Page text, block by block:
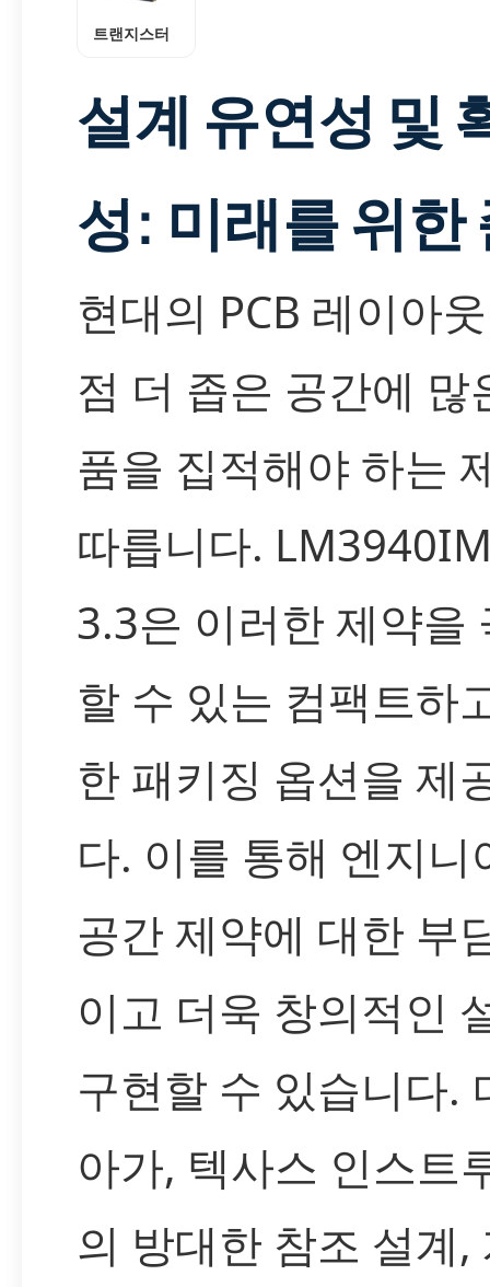
트랜지스터
설계 유연성 및
성: 미래를 위한
현대의 PCB 레이아
점 더 좁은 공간에 많
품을 집적해야 하는
따릅니다.
3.3은 이러한 제약을
할 수 있는 컴팩트하
한 패키징 옵션을 제
다. 이를 통해 엔지니
공간 제약에 대한 부
이고 더욱 창의적인
구현할 수 있습니다.
아가, 텍사스 인스트
의 방대한 참조 설계,